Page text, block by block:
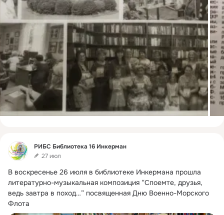
Фид
РИБС Библиотека 16 Инкерман
27 июл
В воскресенье 26 июля в библиотеке Инкермана прошла
литературно-музыкальная композиция “Споемте, друзья,
ведь завтра в поход…” посвященная Дню Военно-Морского
Флота